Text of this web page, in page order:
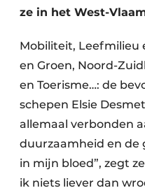
ze in het West-
Mobiliteit, Leefmilieu
en Groen, Noord-
en Toerisme…: de
schepen Elsie
allemaal verbonden
duurzaamheid en de
in mijn bloed”, zegt
ik niets liever dan